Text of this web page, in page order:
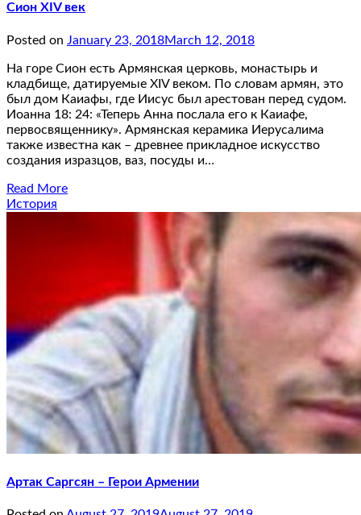
Сион XIV век
Posted on January 23, 2018March 12, 2018
На горе Сион есть Армянская церковь, монастырь и
кладбище, датируемые XIV веком. По словам армян, это
был дом Каиафы, где Иисус был арестован перед судом.
Иоанна 18: 24: «Теперь Анна послала его к Каиафе,
первосвященнику». Армянская керамика Иерусалима
также известна как – древнее прикладное искусство
создания изразцов, ваз, посуды и…
Read More
История
Артак Саргсян – Герои Армении